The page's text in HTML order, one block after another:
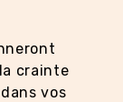
crainte
vos